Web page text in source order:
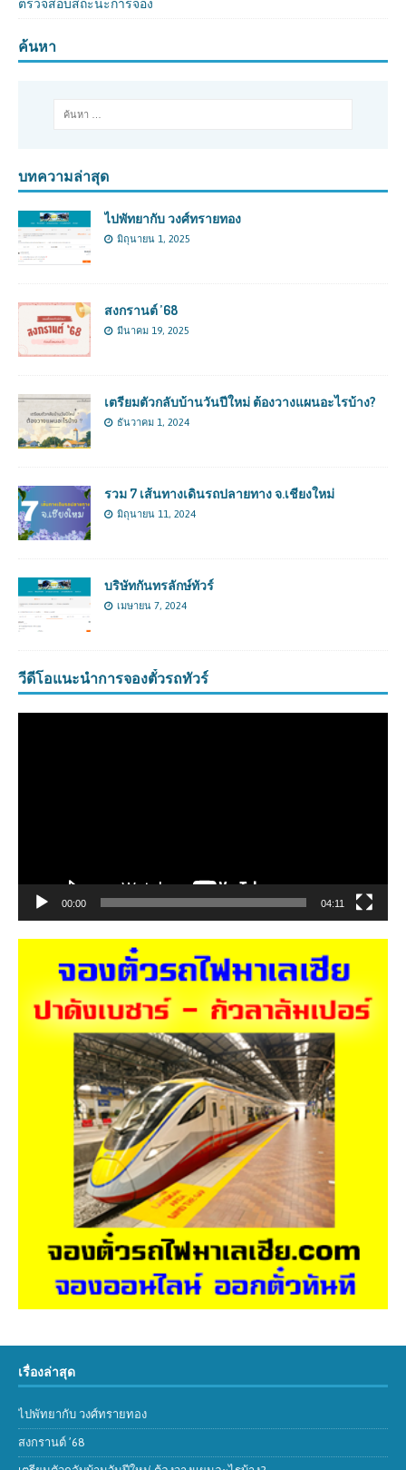
ตรวจสอบสถะนะการจอง
ค้นหา
บทความล่าสุด
ไปพัทยากับ วงศ์ทรายทอง
มิถุนายน 1, 2025
สงกรานต์ ’68
มีนาคม 19, 2025
เตรียมตัวกลับบ้านวันปีใหม่ ต้องวางแผนอะไรบ้าง?
ธันวาคม 1, 2024
รวม 7 เส้นทางเดินรถปลายทาง จ.เชียงใหม่
มิถุนายน 11, 2024
บริษัทกันทรลักษ์ทัวร์
เมษายน 7, 2024
วีดีโอแนะนำการจองตั๋วรถทัวร์
00:00 04:11
เรื่องล่าสุด
ไปพัทยากับ วงศ์ทรายทอง
สงกรานต์ ’68